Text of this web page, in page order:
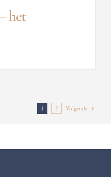
het
1 2 Volgende